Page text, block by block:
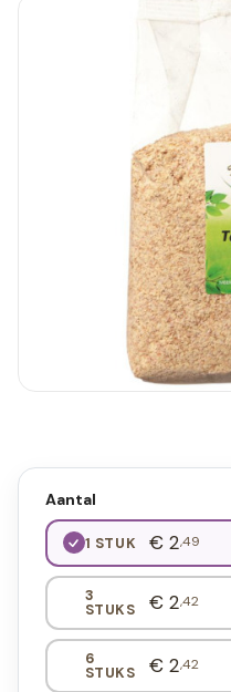
Aantal
1 STUK € 2,49
3
STUKS € 2,42
6
STUKS € 2,42